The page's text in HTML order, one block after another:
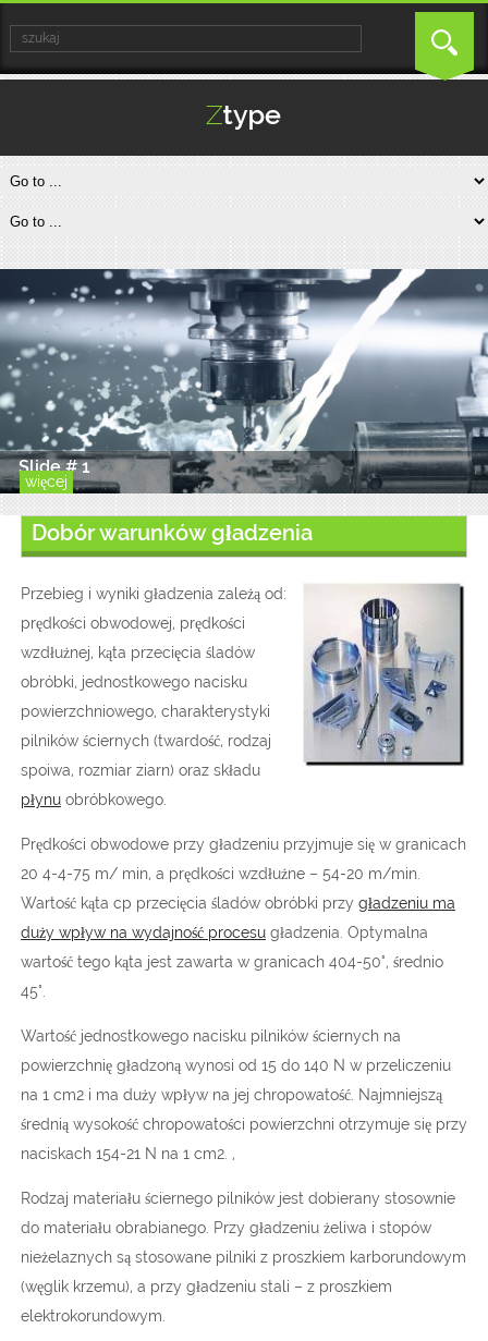
Slide # 1
więcej
Dobór warunków gładzenia
Przebieg i wyniki gładzenia zależą od:
prędkości obwodowej, prędkości
wzdłużnej, kąta przecięcia śladów
obróbki, jednostkowego nacisku
powierzchniowego, charakterystyki
pilników ściernych (twardość, rodzaj
spoiwa, rozmiar ziarn) oraz składu
płynuobróbkowego.
Prędkości obwodowe przy gładzeniu przyjmuje się w granicach
20 4-4-75 m/ min, a prędkości wzdłużne – 54-20 m/min.
Wartość kąta cp przecięcia śladów obróbki przy gładzeniu ma
duży wpływ na wydajność procesugładzenia. Optymalna
wartość tego kąta jest zawarta w granicach 404-50°, średnio
45°.
Wartość jednostkowego nacisku pilników ściernych na
powierzchnię gładzoną wynosi od 15 do 140 N w przeliczeniu
na 1 cm2 i ma duży wpływ na jej chropowatość. Najmniejszą
średnią wysokość chropowatości powierzchni otrzymuje się przy
naciskach 154-21 N na 1 cm2. ,
Rodzaj materiału ściernego pilników jest dobierany stosownie
do materiału obrabianego. Przy gładzeniu żeliwa i stopów
nieżelaznych są stosowane pilniki z proszkiem karborundowym
(węglik krzemu), a przy gładzeniu stali – z proszkiem
elektrokorundowym.